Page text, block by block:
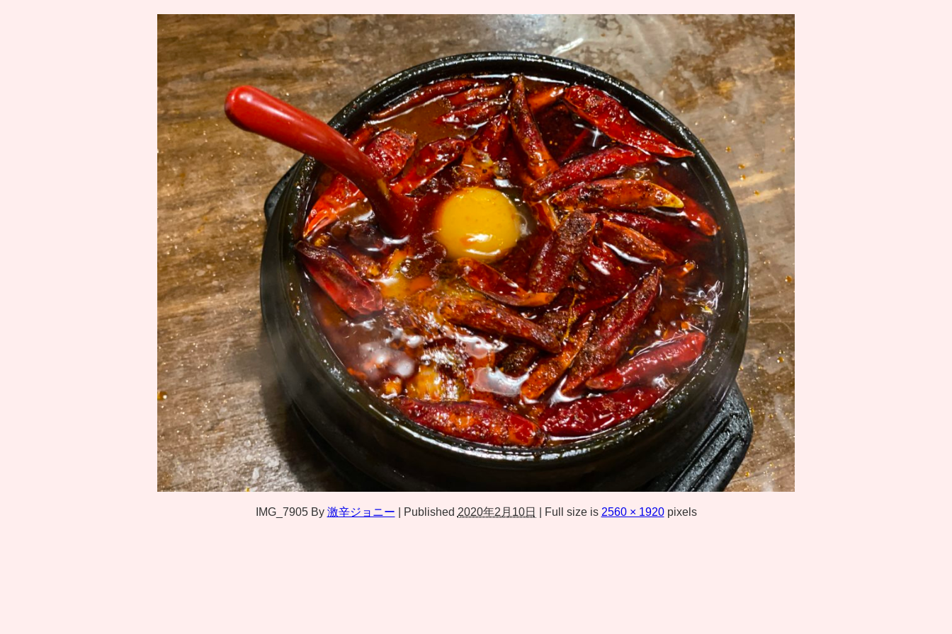
IMG_7905 By 激辛ジョニー Published 2020年2月10日 Full size is 2560 × 1920pixels